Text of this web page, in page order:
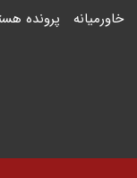
خاورمیانه پرونده